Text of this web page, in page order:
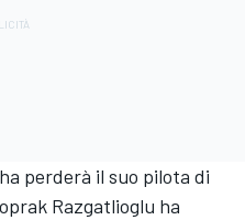
perderà il suo pilota di
Razgatlioglu ha